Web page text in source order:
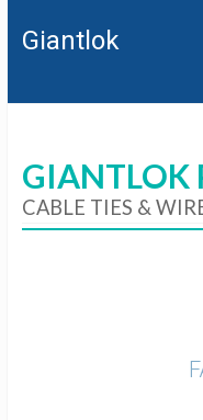
Giantlok
GIANTLOK
CABLE TIES &